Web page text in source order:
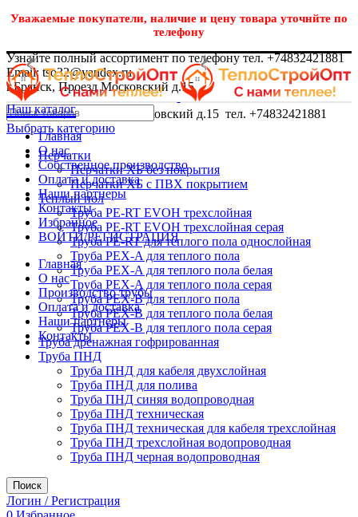
Уважаемые покупатели, наличие и цену товара уточнйте по
телефону
Узнайте полный ассортимент по телефону тел. +74832421881
Email: tso32@yandex.ru
г.Брянск, Проезд Московский д.15
г.Брянск, Проезд Московский д.15 тел. +74832421881
Выбрать категорию
Перчатки
Перчатки ХБ без покрытия
Перчатки ХБ с ПВХ покрытием
Теплый пол
Труба PE-RT EVOH трехслойная
Труба PE-RT EVOH трехслойная серая
Труба PE-RT для теплого пола однослойная
Труба PEX-A для теплого пола
Труба PEX-A для теплого пола белая
Труба PEX-A для теплого пола серая
Труба PEX-B для теплого пола
Труба PEX-B для теплого пола белая
Труба PEX-B для теплого пола серая
Труба дренажная гофрированная
Труба ПНД
Труба ПНД для кабеля двухслойная
Труба ПНД для полива
Труба ПНД синяя водопроводная
Труба ПНД техническая
Труба ПНД техническая для кабеля трехслойная
Труба ПНД трехслойная водопроводная
Труба ПНД черная водопроводная
Поиск
Логин / Регистрация
Наш каталог
Главная
О нас
Собственное производство
Оплата и доставка
Наши партнеры
Контакты
Избранное
ВОЙТИ/РЕГИСТРАЦИЯ
Главная
О нас
Производство трубы
Оплата и доставка
Наши партнеры
Контакты